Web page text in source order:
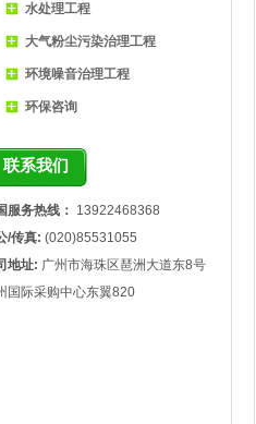
水处理工程
大气粉尘污染治理工程
环境噪音治理工程
环保咨询
联系我们
服务热线： 13922468368
/传真: (020)85531055
地址: 广州市海珠区琶洲大道东8号
国际采购中心东翼820